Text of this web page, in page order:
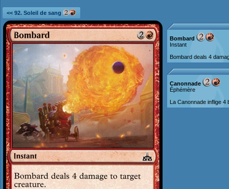
<< 92. Soleil de sang
Bombard
Instant
Bombard deals 4
Canonnade
Éphémère
La Canonnade inflige